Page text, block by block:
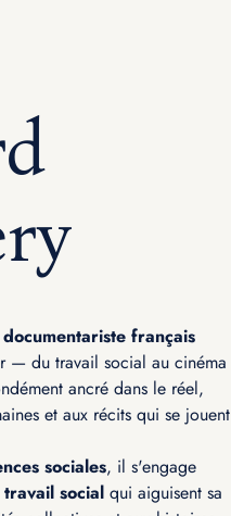
documentariste français
— du travail social au cinéma
ancré dans le réel,
et aux récits qui se jouent
sociales, il s'engage
travail socialqui aiguisent sa